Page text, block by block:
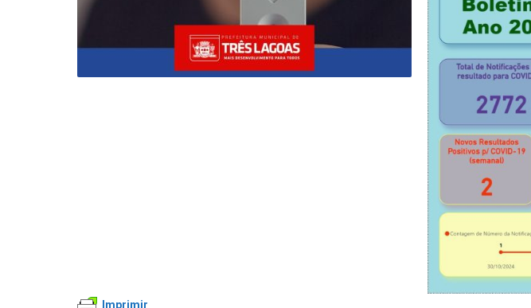
Imprimir